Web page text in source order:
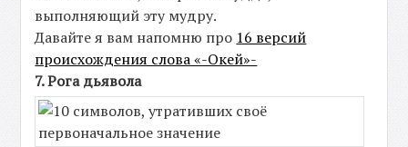
выполняющий эту мудру.
Давайте я вам напомню про 16 версий
происхождения слова «-Окей»-
7. Рога дьявола